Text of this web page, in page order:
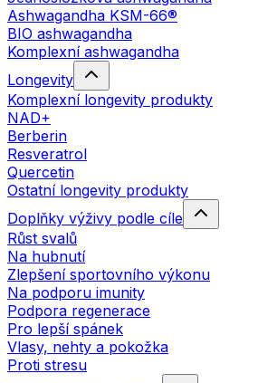
Ashwagandha KSM-66®
BIO ashwagandha
Komplexní ashwagandha
Longevity
Komplexní longevity produkty
NAD+
Berberin
Resveratrol
Quercetin
Ostatní longevity produkty
Doplňky výživy podle cíle
Růst svalů
Na hubnutí
Zlepšení sportovního výkonu
Na podporu imunity
Podpora regenerace
Pro lepší spánek
Vlasy, nehty a pokožka
Proti stresu